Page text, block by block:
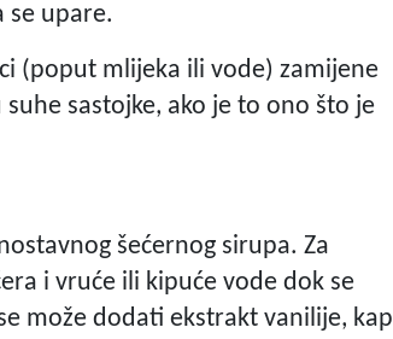
se upare.
(poput mlijeka ili vode) zamijene
sastojke, ako je to ono što je
šećernog sirupa. Za
i vruće ili kipuće vode dok se
može dodati ekstrakt vanilije, kap